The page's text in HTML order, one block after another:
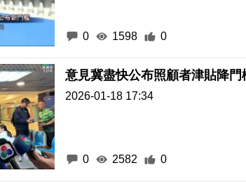
0 1598 0
意見冀盡快公布照顧者津貼降門
2026-01-18 17:34
0 2582 0